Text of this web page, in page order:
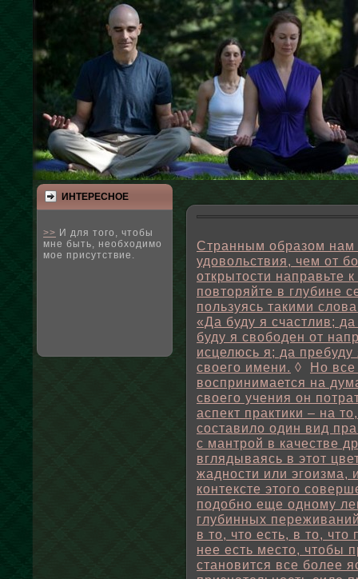
ИНТЕРЕСНΟЕ
>> И для того, чтобы
мне быть, необходимо
мое присутствие.
Странным образом нам
удовольствия, чем от
открытости направьте
повторяйте в глубине
пользуясь такими
«Да буду я счастлив;
буду я свободен от
исцелюсь я; да
своего имени. ◊ Но все
воспринимается на
своего учения он
аспект практики – на
составило один вид
с мантрой в качестве
вглядываясь в этот
жадности или эгоизма,
контексте этого
подобно еще одному
глубинных
в то, что есть, в то,
нее есть место, чтобы
становится все более